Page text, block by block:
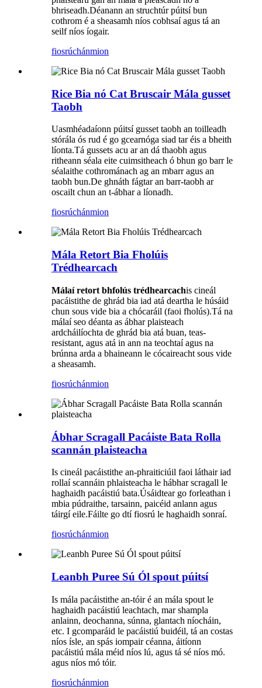
bhriseadh.Déanann an struchtúr púitsí bun
cothrom é a sheasamh níos cobhsaí agus tá an
seilf níos íogair.
fiosrúchánmion
Rice Bia nó Cat Bruscair Mála gusset
Taobh
Uasmhéadaíonn púitsí gusset taobh an toilleadh
stórála ós rud é go gcearnóga siad tar éis a bheith
líonta.Tá gussets acu ar an dá thaobh agus
ritheann séala eite cuimsitheach ó bhun go barr le
séalaithe cothrománach ag an mbarr agus an
taobh bun.De ghnáth fágtar an barr-taobh ar
oscailt chun an t-ábhar a líonadh.
fiosrúchánmion
Mála Retort Bia Fholúis
Trédhearcach
Málaí retort bhfolús trédhearcachis cineál
pacáistithe de ghrád bia iad atá deartha le húsáid
chun sous vide bia a chócaráil (faoi fholús).Tá na
málaí seo déanta as ábhar plaisteach
ardcháilíochta de ghrád bia atá buan, teas-
resistant, agus atá in ann na teochtaí agus na
brúnna arda a bhaineann le cócaireacht sous vide
a sheasamh.
fiosrúchánmion
Ábhar Scragall Pacáiste Bata Rolla
scannán plaisteacha
Is cineál pacáistithe an-phraiticiúil faoi láthair iad
rollaí scannáin phlaisteacha le hábhar scragall le
haghaidh pacáistiú bata.Úsáidtear go forleathan i
mbia púdraithe, tarsainn, paicéid anlann agus
táirgí eile.Fáilte go dtí fiosrú le haghaidh sonraí.
fiosrúchánmion
Leanbh Puree Sú Ól spout púitsí
Is mála pacáistithe an-tóir é an mála spout le
haghaidh pacáistiú leachtach, mar shampla
anlainn, deochanna, súnna, glantach níocháin,
etc. I gcomparáid le pacáistiú buidéil, tá an costas
níos ísle, an spás iompair céanna, áitíonn
pacáistiú mála méid níos lú, agus tá sé níos mó.
agus níos mó tóir.
fiosrúchánmion